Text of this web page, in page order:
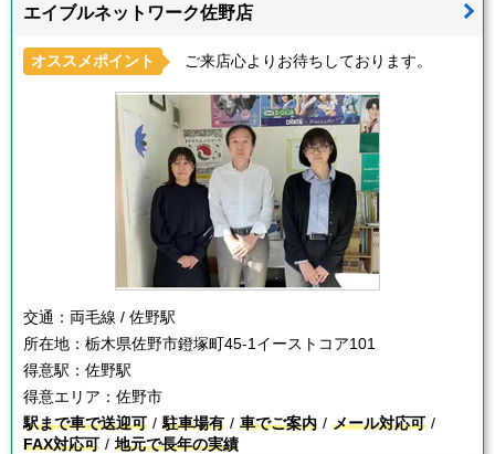
エイブルネットワーク佐野店
オススメポイント ご来店心よりお待ちしております。
交通： 両毛線 / 佐野駅
所在地： 栃木県佐野市鐙塚町45-1イーストコア101
得意駅： 佐野駅
得意エリア： 佐野市
駅まで車で送迎可
駐車場有 車でご案内
メール対応可
FAX対応可
地元で長年の実績